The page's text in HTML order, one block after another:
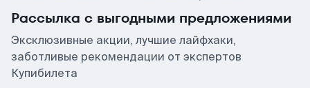
Рассылка с выгодными предложениями
Эксклюзивные акции, лучшие лайфхаки,
заботливые рекомендации от экспертов
Купибилета